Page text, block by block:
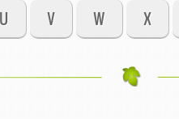
U V W X